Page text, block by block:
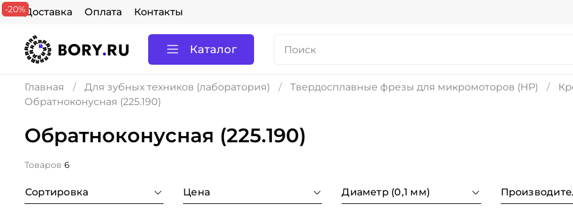
Доставка Оплата Контакты
Каталог
Главная Для зубных техников (лаборатория) Твердосплавные фрезы для микромоторов (HP)
Обратноконусная (225.190)
Обратноконусная (225.190)
Товаров 6
Сортировка Цена Диаметр (0,1 мм)
-20%